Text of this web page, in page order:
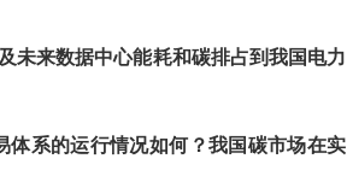
未来数据中心能耗和碳排占到我国电力
体系的运行情况如何？我国碳市场在实